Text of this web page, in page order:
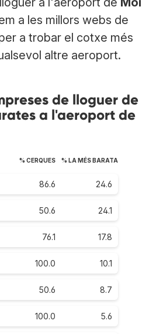
a les millors webs de
a trobar el cotxe més
altre aeroport.
de lloguer de
a l'aeroport de
% CERQUES % LA MÉS BARATA
86.6 24.6
50.6 24.1
76.1 17.8
100.0 10.1
50.6 8.7
100.0 5.6